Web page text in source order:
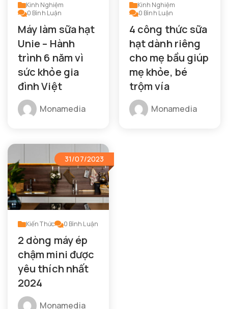
Kinh Nghiệm
0 Bình Luận
Máy làm sữa hạt
Unie – Hành
trình 6 năm vì
sức khỏe gia
đình Việt
Monamedia
Kinh Nghiệm
0 Bình Luận
4 công thức sữa
hạt dành riêng
cho mẹ bầu giúp
mẹ khỏe, bé
trộm vía
Monamedia
31/07/2023
Kiến Thức 0 Bình Luận
2 dòng máy ép
chậm mini được
yêu thích nhất
2024
Monamedia